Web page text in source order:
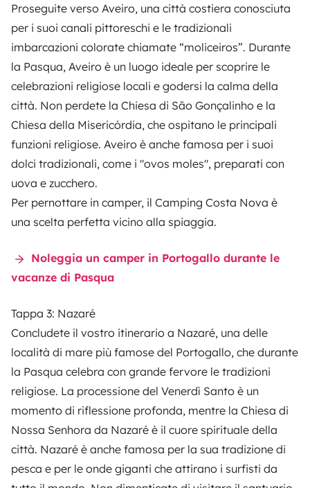
Proseguite verso Aveiro, una città costiera conosciuta
per i suoi canali pittoreschi e le tradizionali
imbarcazioni colorate chiamate “moliceiros”. Durante
la Pasqua, Aveiro è un luogo ideale per scoprire le
celebrazioni religiose locali e godersi la calma della
città. Non perdete la Chiesa di São Gonçalinho e la
Chiesa della Misericórdia, che ospitano le principali
funzioni religiose. Aveiro è anche famosa per i suoi
dolci tradizionali, come i "ovos moles", preparati con
uova e zucchero.
Per pernottare in camper, il Camping Costa Nova è
una scelta perfetta vicino alla spiaggia.
Noleggia un camper in Portogallo durante le
vacanze di Pasqua
Tappa 3: Nazaré
Concludete il vostro itinerario a Nazaré, una delle
località di mare più famose del Portogallo, che durante
la Pasqua celebra con grande fervore le tradizioni
religiose. La processione del Venerdì Santo è un
momento di riflessione profonda, mentre la Chiesa di
Nossa Senhora da Nazaré è il cuore spirituale della
città. Nazaré è anche famosa per la sua tradizione di
pesca e per le onde giganti che attirano i surfisti da